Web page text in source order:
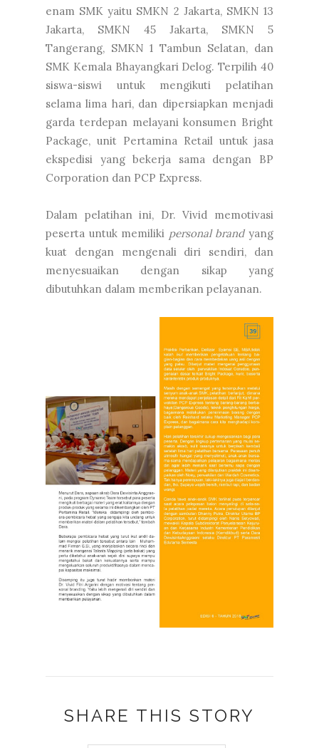
enam SMK yaitu SMKN 2 Jakarta, SMKN 13
Jakarta, SMKN 45 Jakarta, SMKN 5
Tangerang, SMKN 1 Tambun Selatan, dan
SMK Kemala Bhayangkari Delog. Terpilih 40
siswa-siswi untuk mengikuti pelatihan
selama lima hari, dan dipersiapkan menjadi
garda terdepan melayani konsumen Bright
Package, unit Pertamina Retail untuk jasa
ekspedisi yang bekerja sama dengan BP
Corporation dan PCP Express.
Dalam pelatihan ini, Dr. Vivid memotivasi
peserta untuk memiliki personal brandyang
kuat dengan mengenali diri sendiri, dan
menyesuaikan dengan sikap yang
dibutuhkan dalam memberikan pelayanan.
SHARE THIS STORY